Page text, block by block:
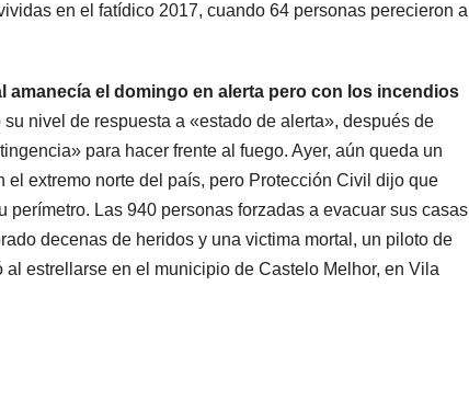
en el fatídico 2017, cuando 64 personas perecieron a
amanecía el domingo en alerta pero con los incendios
nivel de respuesta a «estado de alerta», después de
para hacer frente al fuego. Ayer, aún queda un
extremo norte del país, pero Protección Civil dijo que
Las 940 personas forzadas a evacuar sus casas
decenas de heridos y una victima mortal, un piloto de
estrellarse en el municipio de Castelo Melhor, en Vila